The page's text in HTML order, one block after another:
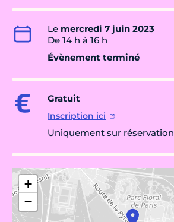
Le mercredi 7 juin 2023
De 14 h à 16 h
Évènement terminé
Gratuit
Inscription ici
Uniquement sur réservation
+
−